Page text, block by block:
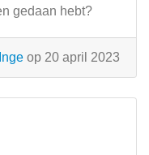
gedaan hebt?
Inge op 20 april 2023